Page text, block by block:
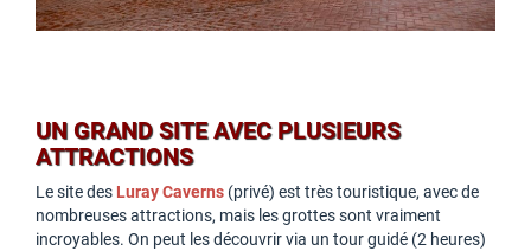
UN GRAND SITE AVEC PLUSIEURS
ATTRACTIONS
Le site des Luray Caverns (privé) est très touristique, avec de
nombreuses attractions, mais les grottes sont vraiment
incroyables. On peut les découvrir via un tour guidé (2 heures)